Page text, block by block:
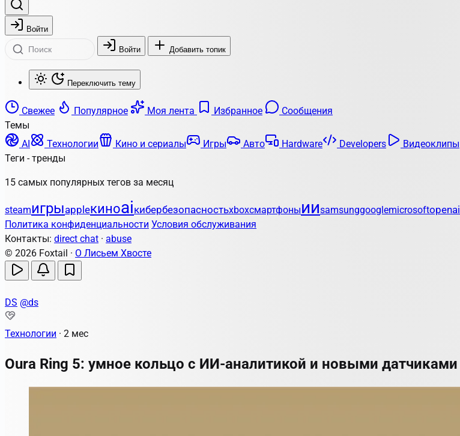
Войти
Войти Добавить топик
Переключить тему
Свежее Популярное Моя лента Избранное
Сообщения
Темы
AI
Технологии Кино и сериалы Игры Авто Hardware Developers
Видеоклипы
Теги - тренды
15 самых популярных тегов за месяц
steamигрыappleкиноaiкибербезопасностьxboxсмартфоныииsamsunggooglemicrosoftopenai
Политика конфиденциальности Условия обслуживания
Контакты: direct chat · abuse
© 2026 Foxtail · О Лисьем Хвосте
DS @ds
Технологии · 2 мес
Oura Ring 5: умное кольцо с ИИ-аналитикой и новыми датчиками